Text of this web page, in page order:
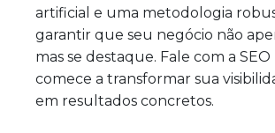
artificial e uma metodologia
garantir que seu negócio não
mas se destaque. Fale com a SEO
comece a transformar sua
em resultados concretos.